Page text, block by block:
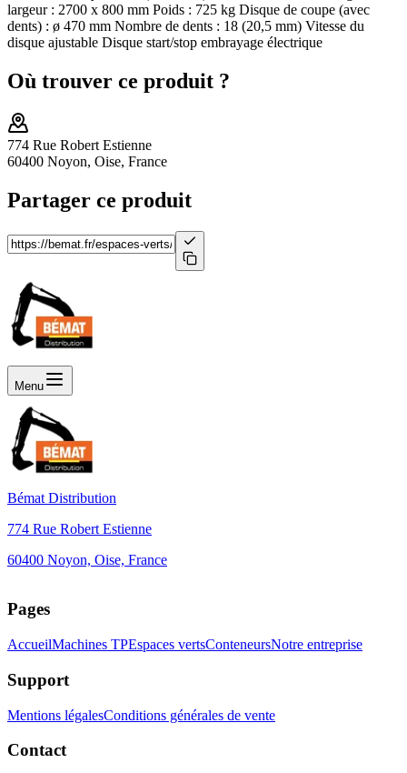
largeur : 2700 x 800 mm Poids : 725 kg Disque de coupe (avec
dents) : ø 470 mm Nombre de dents : 18 (20,5 mm) Vitesse du
disque ajustable Disque start/stop embrayage électrique
Où trouver ce produit ?
774 Rue Robert Estienne
60400 Noyon, Oise, France
Partager ce produit
Menu
Bémat Distribution
774 Rue Robert Estienne
60400 Noyon, Oise, France
+
Pages
AccueilMachines TPEspaces vertsConteneursNotre entreprise
Support
Mentions légalesConditions générales de vente
Contact